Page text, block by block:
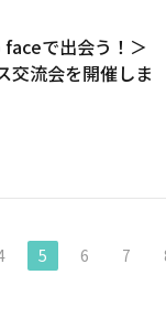
で出会う！＞
交流会を開催しま
5 6 7